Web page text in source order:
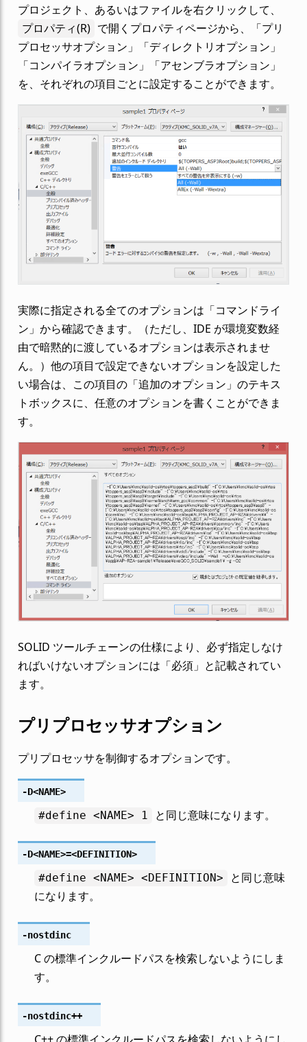
プロジェクト、あるいはファイルを右クリックして、
プロパティ(R) で開くプロパティページから、「プリ
プロセッサオプション」「ディレクトリオプション」
「コンパイラオプション」「アセンブラオプション」
を、それぞれの項目ごとに設定することができます。
実際に指定される全てのオプションは「コマンドライ
ン」から確認できます。（ただし、IDE が環境変数経
由で暗黙的に渡しているオプションは表示されませ
ん。）他の項目で設定できないオプションを設定した
い場合は、この項目の「追加のオプション」のテキス
トボックスに、任意のオプションを書くことができま
す。
SOLID ツールチェーンの仕様により、必ず指定しなけ
ればいけないオプションには「必須」と記載されてい
ます。
プリプロセッサオプション
プリプロセッサを制御するオプションです。
-D<NAME>
#define <NAME> 1 と同じ意味になります。
-D<NAME>=<DEFINITION>
#define <NAME> <DEFINITION>
と同じ意味
になります。
-nostdinc
C の標準インクルードパスを検索しないようにしま
す。
-nostdinc++